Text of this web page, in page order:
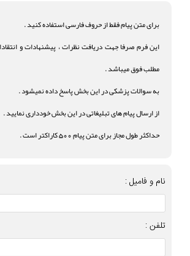
برای متن پیام فقط از حروف فارسی استفاده کنید .
این فرم صرفا جهت دریافت نظرات ، پیشنهادات و
مطلب فوق میباشد .
به سوالات پزشکی در این بخش پاسخ داده نمیشود .
از ارسال پیام های تبلیغاتی در این بخش خودداری نمایید .
حداکثر طول مجاز برای متن پیام 500 کاراکتر است .
نام و فامیل :
تلفن :